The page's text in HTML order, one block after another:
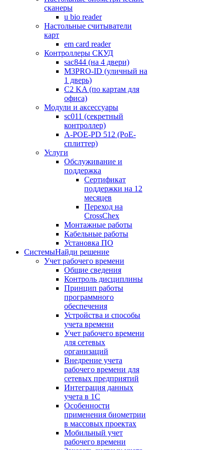
сканеры
u bio reader
Настольные считыватели
карт
em card reader
Контроллеры СКУД
sac844 (на 4 двери)
M3PRO-ID (уличный на
1 дверь)
C2 KA (по картам для
офиса)
Модули и аксессуары
sc011 (секретный
контроллер)
A-POE-PD 512 (PoE-
сплиттер)
Услуги
Обслуживание и
поддержка
Сертификат
поддержки на 12
месяцев
Переход на
CrossChex
Монтажные работы
Кабельные работы
Установка ПО
СистемыНайди решение
Учет рабочего времени
Общие сведения
Контроль дисциплины
Принцип работы
программного
обеспечения
Устройства и способы
учета времени
Учет рабочего времени
для сетевых
организаций
Внедрение учета
рабочего времени для
сетевых предприятий
Интеграция данных
учета в 1С
Особенности
применения биометрии
в массовых проектах
Мобильный учет
рабочего времени